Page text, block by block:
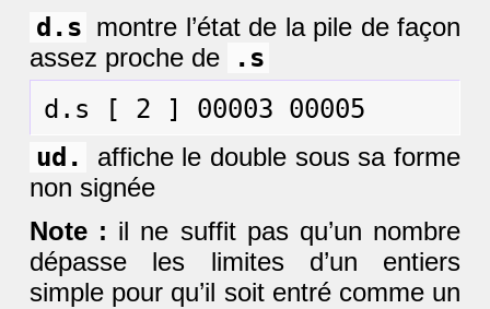
d.s montre l’état de la pile de façon
assez proche de
.s
ud.
affiche le double sous sa forme
non signée
Note : il ne suffit pas qu’un nombre
dépasse les limites d’un entiers
simple pour qu’il soit entré comme un